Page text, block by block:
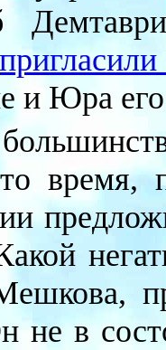
и Юра
время,
не в